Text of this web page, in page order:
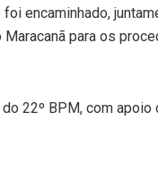
encaminhado,
para os
22º BPM, com apoio